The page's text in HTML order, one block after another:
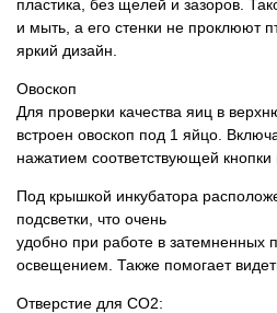
пластика, без щелей и зазоров.
и мыть, а его стенки не проклюют
яркий дизайн.
Овоскоп
Для проверки качества яиц в
встроен овоскоп под 1 яйцо.
нажатием соответствующей кнопки
Под крышкой инкубатора
подсветки, что очень
удобно при работе в
освещением. Также помогает
Отверстие для СО2: